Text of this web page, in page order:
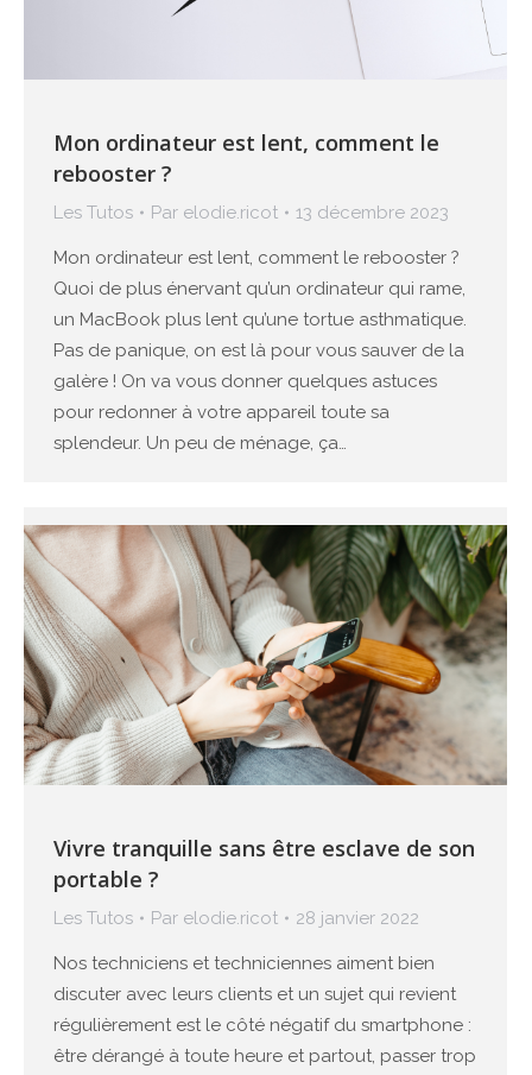
Mon ordinateur est lent, comment le
rebooster ?
Les Tutos Par elodie.ricot 13 décembre 2023
Mon ordinateur est lent, comment le rebooster ?
Quoi de plus énervant qu’un ordinateur qui rame,
un MacBook plus lent qu’une tortue asthmatique.
Pas de panique, on est là pour vous sauver de la
galère ! On va vous donner quelques astuces
pour redonner à votre appareil toute sa
splendeur. Un peu de ménage, ça…
Vivre tranquille sans être esclave de son
portable ?
Les Tutos Par elodie.ricot 28 janvier 2022
Nos techniciens et techniciennes aiment bien
discuter avec leurs clients et un sujet qui revient
régulièrement est le côté négatif du smartphone :
être dérangé à toute heure et partout, passer trop